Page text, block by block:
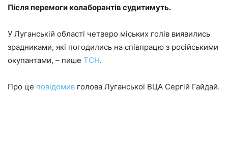
Після перемоги колаборантів судитимуть.
У Луганській області четверо міських голів виявились
зрадниками, які погодились на співпрацю з російськими
окупантами, – пише ТСН.
Про це повідомив голова Луганської ВЦА Сергій Гайдай.